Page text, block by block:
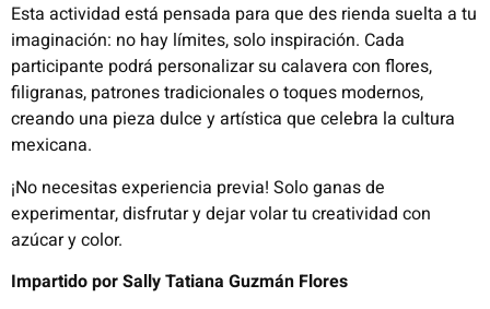
Esta actividad está pensada para que des rienda suelta a tu
imaginación: no hay límites, solo inspiración. Cada
participante podrá personalizar su calavera con flores,
filigranas, patrones tradicionales o toques modernos,
creando una pieza dulce y artística que celebra la cultura
mexicana.
¡No necesitas experiencia previa! Solo ganas de
experimentar, disfrutar y dejar volar tu creatividad con
azúcar y color.
Impartido porSally Tatiana Guzmán Flores